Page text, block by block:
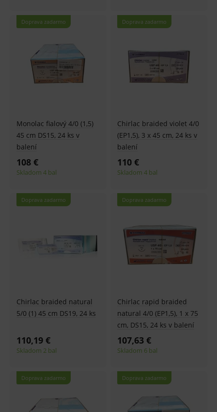
Doprava zadarmo
Monolac fialový 4/0 (1,5)
45 cm DS15, 24 ks v
balení
108 €
Skladom 4 bal
Doprava zadarmo
Chirlac braided violet 4/0
(EP1,5), 3 x 45 cm, 24 ks v
balení
110 €
Skladom 4 bal
Doprava zadarmo
Chirlac braided natural
5/0 (1) 45 cm DS19, 24 ks
110,19 €
Skladom 2 bal
Doprava zadarmo
Chirlac rapid braided
natural 4/0 (EP1,5), 1 x 75
cm, DS15, 24 ks v balení
107,63 €
Skladom 6 bal
Doprava zadarmo Doprava zadarmo